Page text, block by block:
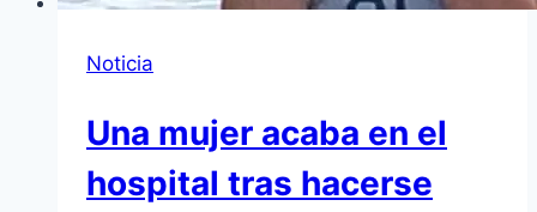
Noticia
Una mujer acaba en el
hospital tras hacerse